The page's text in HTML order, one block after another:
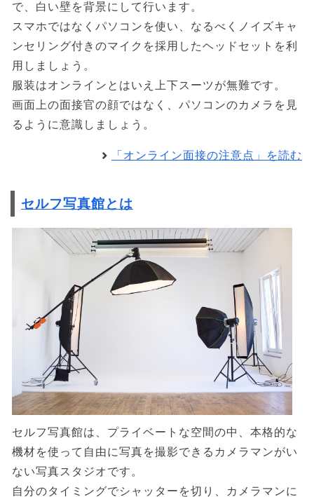
で、白い壁を背景にして行います。
スマホではなくパソコンを使い、なるべくノイズキャ
ンセリング付きのマイクを採用したヘッドセットを利
用しましょう。
服装はオンラインとはいえ上下スーツが無難です。
画面上の面接官の顔ではなく、パソコンのカメラを見
るように意識しましょう。
「オンライン面接の注意点」を読む
セルフ写真館とは
セルフ写真館は、プライベートな空間の中、本格的な
機材を使って自由に写真を撮影できるカメラマンがい
ない写真スタジオです。
自分のタイミングでシャッターを切り、カメラマンに